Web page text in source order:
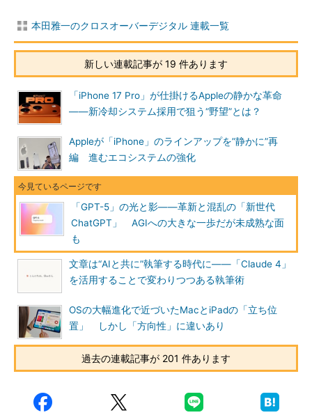
本田雅一のクロスオーバーデジタル 連載一覧
新しい連載記事が 19 件あります
「iPhone 17 Pro」が仕掛けるAppleの静かな革命
――新冷却システム採用で狙う“野望”とは？
Appleが「iPhone」のラインアップを”静かに”再
編 進むエコシステムの強化
「GPT-5」の光と影――革新と混乱の「新世代
ChatGPT」 AGIへの大きな一歩だが未成熟な面
も
文章は“AIと共に”執筆する時代に――「Claude 4」
を活用することで変わりつつある執筆術
OSの大幅進化で近づいたMacとiPadの「立ち位
置」 しかし「方向性」に違いあり
過去の連載記事が 201 件あります